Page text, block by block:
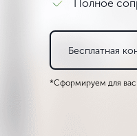
Полное
Бесплатная
*Сформируем для